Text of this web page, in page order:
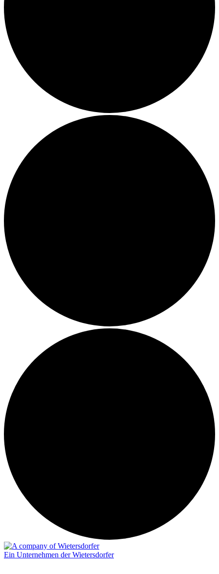
Ein Unternehmen der Wietersdorfer